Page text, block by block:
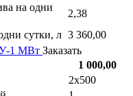
на одни
2,38
сутки, л 3 360,00
1 МВт Заказать
1 000,00
2х500